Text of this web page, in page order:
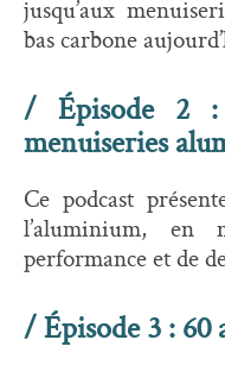
jusqu’aux
bas carbone
/ Épisode 2 :
menuiseries
Ce podcast
l’aluminium, en
performance et de
/ Épisode 3 : 60